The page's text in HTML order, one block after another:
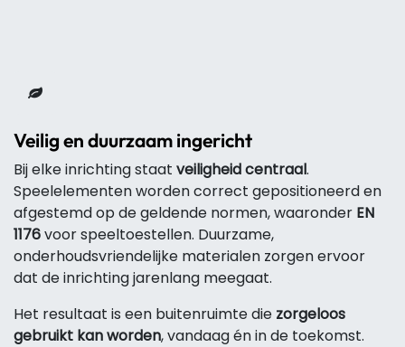
Veilig en duurzaam ingericht
Bij elke inrichting staat veiligheid centraal.
Speelelementen worden correct gepositioneerd en
afgestemd op de geldende normen, waaronder EN
1176voor speeltoestellen. Duurzame,
onderhoudsvriendelijke materialen zorgen ervoor
dat de inrichting jarenlang meegaat.
Het resultaat is een buitenruimte die zorgeloos
gebruikt kan worden, vandaag én in de toekomst.